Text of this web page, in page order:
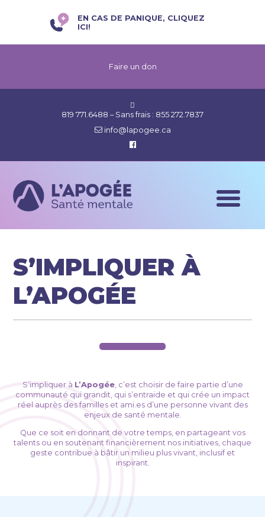
EN CAS DE PANIQUE, CLIQUEZ
ICI!
Faire un don
819 771.6488 – Sans frais : 855 272.7837
info@lapogee.ca
S’IMPLIQUER À
L’APOGÉE
S’impliquer à L’Apogée, c’est choisir de faire partie d’une
communauté qui grandit, qui s’entraide et qui crée un impact
réel auprès des familles et ami.es d’une personne vivant des
enjeux de santé mentale.
Que ce soit en donnant de votre temps, en partageant vos
talents ou en soutenant financièrement nos initiatives, chaque
geste contribue à bâtir un milieu plus vivant, inclusif et
inspirant.